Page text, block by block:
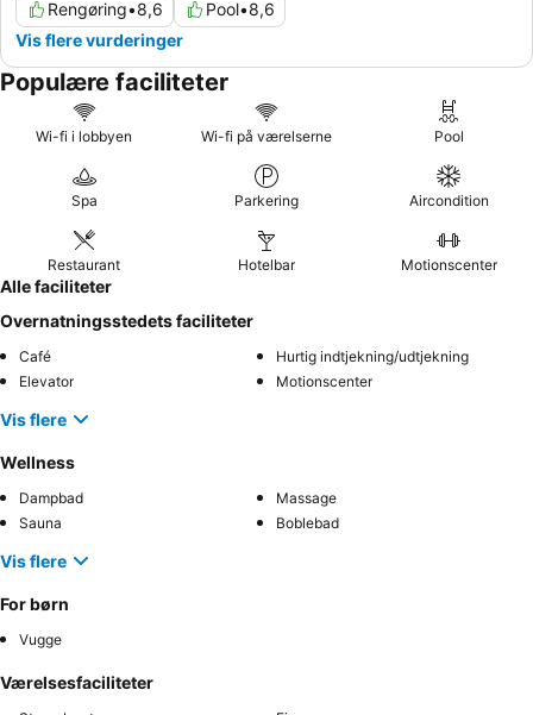
Rengøring•8,6 Pool•8,6
Vis flere vurderinger
Populære faciliteter
Wi-fi i lobbyen Wi-fi på værelserne Pool
Spa Parkering Aircondition
Restaurant Hotelbar Motionscenter
Alle faciliteter
Overnatningsstedets faciliteter
Café
Hurtig indtjekning/udtjekning
Elevator
Motionscenter
Vis flere
Wellness
Dampbad
Massage
Sauna
Boblebad
Vis flere
For børn
Vugge
Værelsesfaciliteter